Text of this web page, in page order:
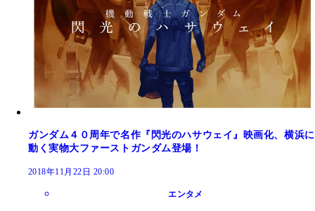
ガンダム４０周年で名作『閃光のハサウェイ』映画化、横浜に
動く実物大ファーストガンダム登場！
2018年11月22日 20:00
エンタメ